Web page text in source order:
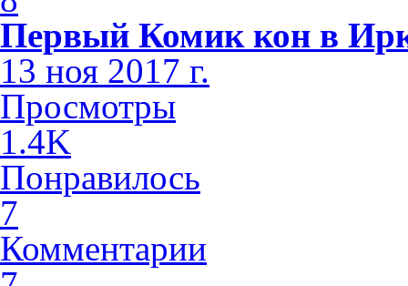
Первый Комик кон в
13 ноя 2017 г.
Просмотры
1.4K
Понравилось
7
Комментарии